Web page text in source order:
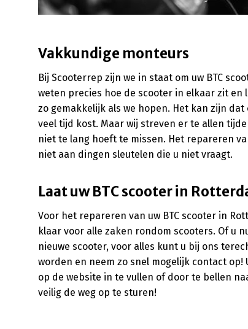
Vakkundige monteurs
Bij Scooterrep zijn we in staat om uw BTC
weten precies hoe de scooter in elkaar zit
zo gemakkelijk als we hopen. Het kan zijn
veel tijd kost. Maar wij streven er te allen
niet te lang hoeft te missen. Het repareren
niet aan dingen sleutelen die u niet vraagt.
Laat uw BTC scooter in
Voor het repareren van uw BTC scooter in
klaar voor alle zaken rondom scooters. Of u
nieuwe scooter, voor alles kunt u bij ons
worden en neem zo snel mogelijk contact
op de website in te vullen of door te bellen
veilig de weg op te sturen!